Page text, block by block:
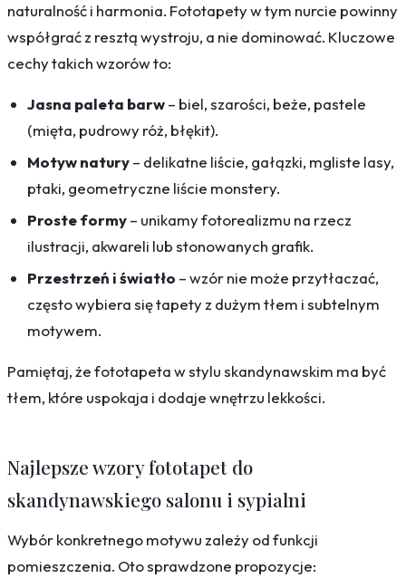
naturalność i harmonia. Fototapety w tym nurcie powinny
współgrać z resztą wystroju, a nie dominować. Kluczowe
cechy takich wzorów to:
Jasna paleta barw– biel, szarości, beże, pastele
(mięta, pudrowy róż, błękit).
Motyw natury– delikatne liście, gałązki, mgliste lasy,
ptaki, geometryczne liście monstery.
Proste formy– unikamy fotorealizmu na rzecz
ilustracji, akwareli lub stonowanych grafik.
Przestrzeń i światło – wzór nie może przytłaczać,
często wybiera się tapety z dużym tłem i subtelnym
motywem.
Pamiętaj, że fototapeta w stylu skandynawskim ma być
tłem, które uspokaja i dodaje wnętrzu lekkości.
Najlepsze wzory fototapet do
skandynawskiego salonu i sypialni
Wybór konkretnego motywu zależy od funkcji
pomieszczenia. Oto sprawdzone propozycje: